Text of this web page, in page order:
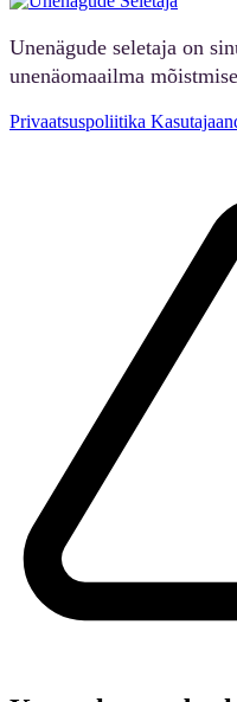
Unenägude seletaja on
unenäomaailma
Privaatsuspoliitika